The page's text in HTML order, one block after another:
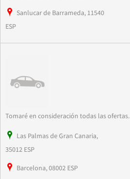
Sanlucar de Barrameda, 11540
ESP
Tomaré en consideración todas las ofertas.
Las Palmas de Gran Canaria,
35012 ESP
Barcelona, 08002 ESP